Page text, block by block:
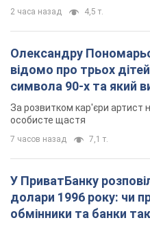
2 часа назад 4,5 т.
Олександру
відомо про трьох
символа 90-х та який
мають
За розвитком кар'єри артист
особисте щастя
7 часов назад 7,1 т.
У ПриватБанку
долари 1996 року: чи
обмінники та банки